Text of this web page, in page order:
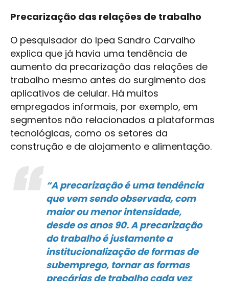
Precarização das relações de trabalho
O pesquisador do Ipea Sandro Carvalho
explica que já havia uma tendência de
aumento da precarização das relações de
trabalho mesmo antes do surgimento dos
aplicativos de celular. Há muitos
empregados informais, por exemplo, em
segmentos não relacionados a plataformas
tecnológicas, como os setores da
construção e de alojamento e alimentação.
“A precarização é uma tendência
que vem sendo observada, com
maior ou menor intensidade,
desde os anos 90. A precarização
do trabalho é justamente a
institucionalização de formas de
subemprego, tornar as formas
precárias de trabalho cada vez